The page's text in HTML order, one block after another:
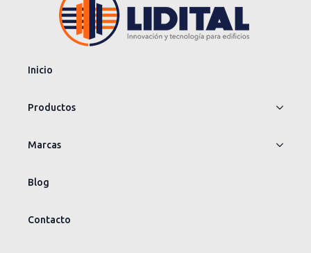
Inicio
Productos
Marcas
Blog
Contacto